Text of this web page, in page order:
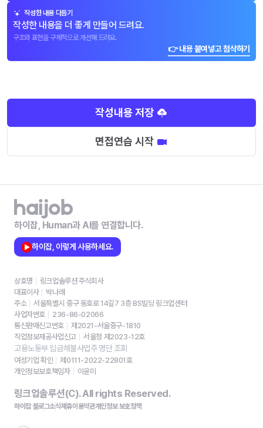
작성한 내용 다듬기
작성한 내용을 더 좋게 만들어 드려요.
구조와 표현을 구체적으로 개선해 드려요.
👉 내용 붙여넣고 첨삭하기
작성내용 저장
면접연습 시작
하이잡, Human과 AI를 연결합니다.
하이잡, 이렇게 사용하세요.
상호명
링크업솔루션 주식회사
대표이사
박나래
주소
서울특별시 중구 동호로 14길7 3층 BS빌딩 링크업센터
사업자번호
236-86-02066
통신판매신고번호
제2021-서울중구-1810
직업정보제공사업신고
서울청 제2023-12호
고용노동부 임금체불사업주 명단 조회
여성기업 확인
제0111-2022-22801호
개인정보보호책임자
이윤미
링크업솔루션(C). All rights Reserved.
하이잡 블로그소식제휴이용약관개인정보 보호정책